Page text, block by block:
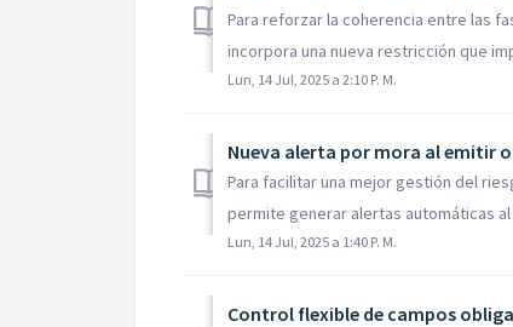
Para reforzar la coherencia entre las
incorpora una nueva restricción que
Lun, 14 Jul, 2025 a 2:10 P. M.
Nueva alerta por mora al emitir
Para facilitar una mejor gestión del
permite generar alertas automáticas al
Lun, 14 Jul, 2025 a 1:40 P. M.
Control flexible de campos